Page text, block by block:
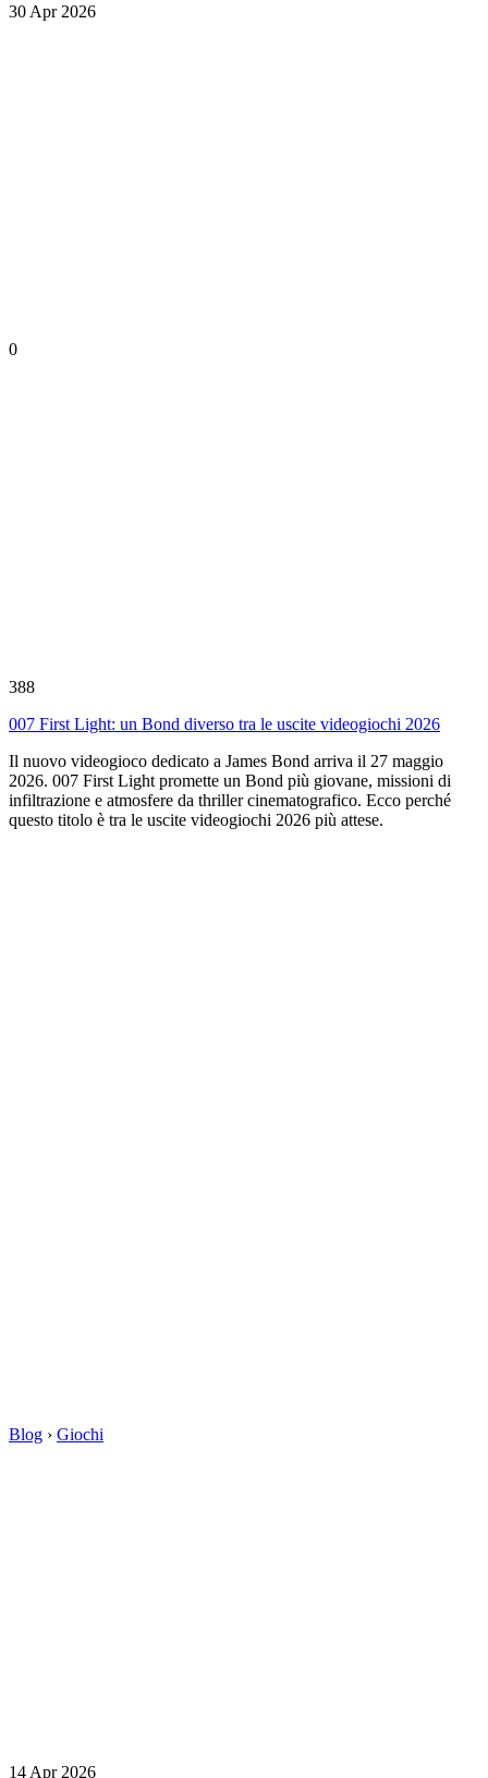
30 Apr 2026
0
388
007 First Light: un Bond diverso tra le uscite videogiochi 2026
Il nuovo videogioco dedicato a James Bond arriva il 27 maggio
2026. 007 First Light promette un Bond più giovane, missioni di
infiltrazione e atmosfere da thriller cinematografico. Ecco perché
questo titolo è tra le uscite videogiochi 2026 più attese.
Blog › Giochi
14 Apr 2026